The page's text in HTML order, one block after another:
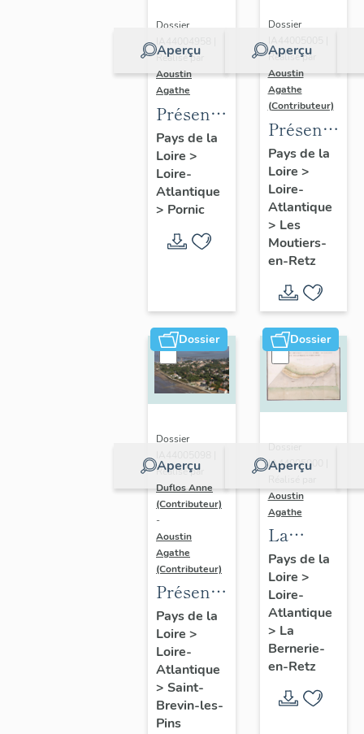
Aperçu
Dossier
Réalisé par
Aoustin
Agathe
Présentation
de la
commune
de
Pornic
Pays de la
Loire >
Loire-
Atlantique
> Pornic
Aperçu
Dossier
Réalisé par
Aoustin
Agathe
(Contributeur)
de la
commune
des
Moutiers-
en-Retz
Pays de la
Loire >
Loire-
Atlantique
> Les
Moutiers-
en-Retz
Dossier
Aperçu
Dossier
Réalisé par
Duflos Anne
(Contributeur)
-
Aoustin
Agathe
(Contributeur)
Présentation
de la
commune
de Saint-
Brevin-
les-Pins
Pays de la
Loire >
Loire-
Atlantique
> Saint-
Brevin-les-
Pins
Dossier
Aperçu
Dossier
IA44005000 |
Aoustin
Agathe
La
Bernerie-
en-Retz :
de la
commune
Pays de la
Loire >
Loire-
Atlantique
> La
Bernerie-
en-Retz